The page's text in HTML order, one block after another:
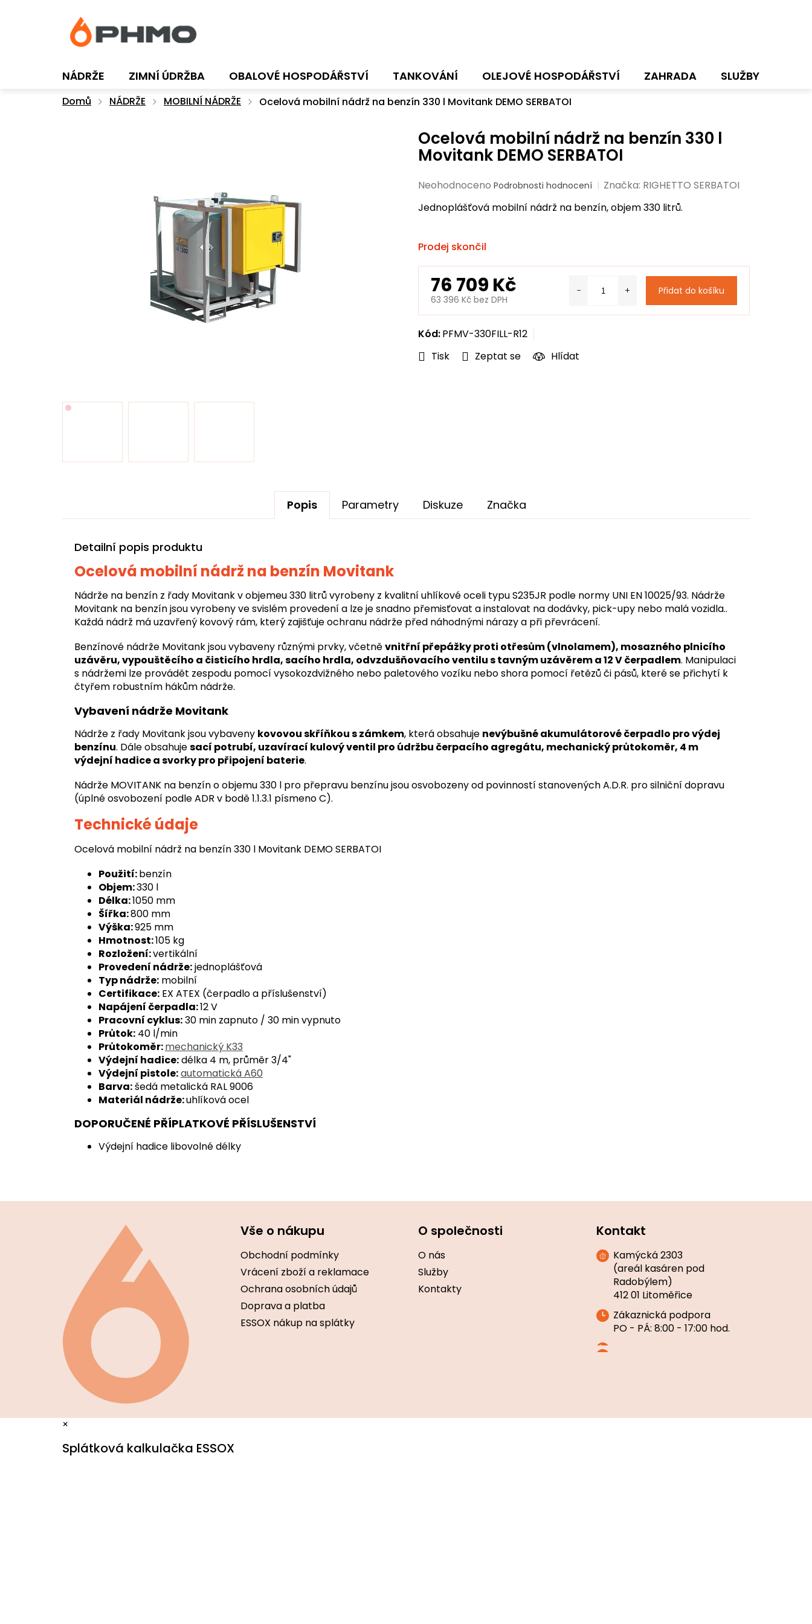
NÁDRŽE ZIMNÍ ÚDRŽBA OBALOVÉ HOSPODÁŘSTVÍ TANKOVÁNÍ OLEJOVÉ HOSPODÁŘSTVÍ ZAHRADA SLUŽBY
Domů NÁDRŽE MOBILNÍ NÁDRŽE Ocelová mobilní nádrž na benzín 330 l Movitank DEMO SERBATOI
Jednoplášťová mobilní nádrž na benzín, objem 330 litrů.
Tisk Zeptat se Hlídat
Kód:PFMV-330FILL-R12
Prodej skončil
76 709 Kč
63 396 Kč bez DPH
Přidat do košíku
Ocelová mobilní nádrž na benzín 330 l
Movitank DEMO SERBATOI
Průměrné
produktu
z
5
hvězdiček.
Neohodnoceno Podrobnosti hodnocení Značka: RIGHETTO SERBATOI
Popis Parametry Diskuze Značka
Detailní popis produktu
Ocelová mobilní nádrž na benzín Movitank
Nádrže na benzín z řady Movitank v objemeu 330 litrů vyrobeny z kvalitní uhlíkové oceli typu S235JR podle normy UNI EN 10025/93. Nádrže
Movitank na benzín jsou vyrobeny ve svislém provedení a lze je snadno přemisťovat a instalovat na dodávky, pick-upy nebo malá vozidla..
Každá nádrž má uzavřený kovový rám, který zajišťuje ochranu nádrže před náhodnými nárazy a při převrácení.
Benzínové nádrže Movitank jsou vybaveny různými prvky, včetněvnitřní přepážky proti otřesům (vlnolamem), mosazného plnicího
uzávěru, vypouštěcího a čisticího hrdla, sacího hrdla, odvzdušňovacího ventilu s tavným uzávěrem a 12 V čerpadlem. Manipulaci
s nádržemi lze provádět zespodu pomocí vysokozdvižného nebo paletového vozíku nebo shora pomocí řetězů či pásů, které se přichytí k
čtyřem robustním hákům nádrže.
Vybavení nádrže Movitank
Nádrže z řady Movitank jsou vybaveny kovovou skříňkou s zámkem, která obsahuje nevýbušné akumulátorové čerpadlo pro výdej
benzínu. Dále obsahujesací potrubí, uzavírací kulový ventil pro údržbu čerpacího agregátu, mechanický průtokoměr, 4 m
výdejní hadice a svorky pro připojení baterie.
Nádrže MOVITANK na benzín o objemu 330 l pro přepravu benzínu jsou osvobozeny od povinností stanovených A.D.R. pro silniční dopravu
(úplné osvobození podle ADR v bodě 1.1.3.1 písmeno C).
Technické údaje
Ocelová mobilní nádrž na benzín 330 l Movitank DEMO SERBATOI
Použití:benzín
Objem:330 l
Délka:1050 mm
Šířka:800 mm
Výška:925 mm
Hmotnost:105 kg
Rozložení:vertikální
Provedení nádrže:jednoplášťová
Typ nádrže: mobilní
Certifikace: EX ATEX (čerpadlo a příslušenství)
Napájení čerpadla:12 V
Pracovní cyklus:30 min zapnuto / 30 min vypnuto
Průtok: 40 l/min
Průtokoměr:mechanický K33
Výdejní hadice:délka 4 m, průměr 3/4"
Výdejní pistole:automatická A60
Barva:šedá metalická RAL 9006
Materiál nádrže:uhlíková ocel
DOPORUČENÉ PŘÍPLATKOVÉ PŘÍSLUŠENSTVÍ
Výdejní hadice libovolné délky
Vše o nákupu
Obchodní podmínky
Vrácení zboží a reklamace
Ochrana osobních údajů
Doprava a platba
ESSOX nákup na splátky
O společnosti
O nás
Služby
Kontakty
Kontakt
Kamýcká 2303
(areál kasáren pod
Radobýlem)
412 01 Litoměřice
Zákaznická podpora
PO - PÁ: 8:00 - 17:00 hod.
×
Splátková kalkulačka ESSOX